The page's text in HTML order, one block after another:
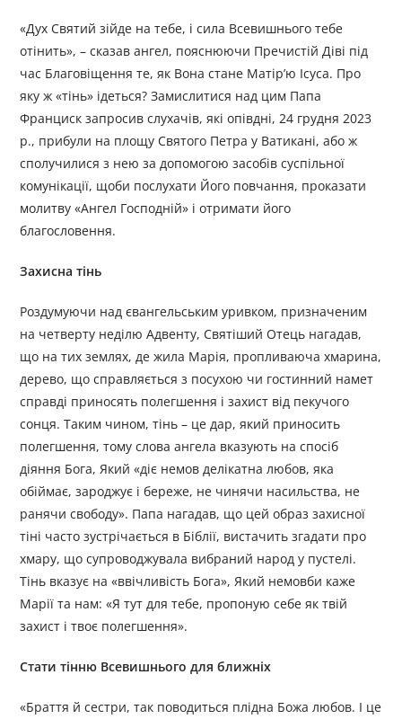
«Дух Святий зійде на тебе, і сила Всевишнього тебе
отінить», – сказав ангел, пояснюючи Пречистій Діві під
час Благовіщення те, як Вона стане Матір’ю Ісуса. Про
яку ж «тінь» ідеться? Замислитися над цим Папа
Франциск запросив слухачів, які опівдні, 24 грудня 2023
р., прибули на площу Святого Петра у Ватикані, або ж
сполучилися з нею за допомогою засобів суспільної
комунікації, щоби послухати Його повчання, проказати
молитву «Ангел Господній» і отримати його
благословення.
Захисна тінь
Роздумуючи над євангельським уривком, призначеним
на четверту неділю Адвенту, Святіший Отець нагадав,
що на тих землях, де жила Марія, пропливаюча хмарина,
дерево, що справляється з посухою чи гостинний намет
справді приносять полегшення і захист від пекучого
сонця. Таким чином, тінь – це дар, який приносить
полегшення, тому слова ангела вказують на спосіб
діяння Бога, Який «діє немов делікатна любов, яка
обіймає, зароджує і береже, не чинячи насильства, не
ранячи свободу». Папа нагадав, що цей образ захисної
тіні часто зустрічається в Біблії, вистачить згадати про
хмару, що супроводжувала вибраний народ у пустелі.
Тінь вказує на «ввічливість Бога», Який немовби каже
Марії та нам: «Я тут для тебе, пропоную себе як твій
захист і твоє полегшення».
Стати тінню Всевишнього для ближніх
«Браття й сестри, так поводиться плідна Божа любов. І це